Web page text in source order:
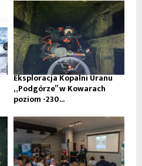
Eksploracja Kopalni Uranu
„Podgórze” w Kowarach
poziom -230...